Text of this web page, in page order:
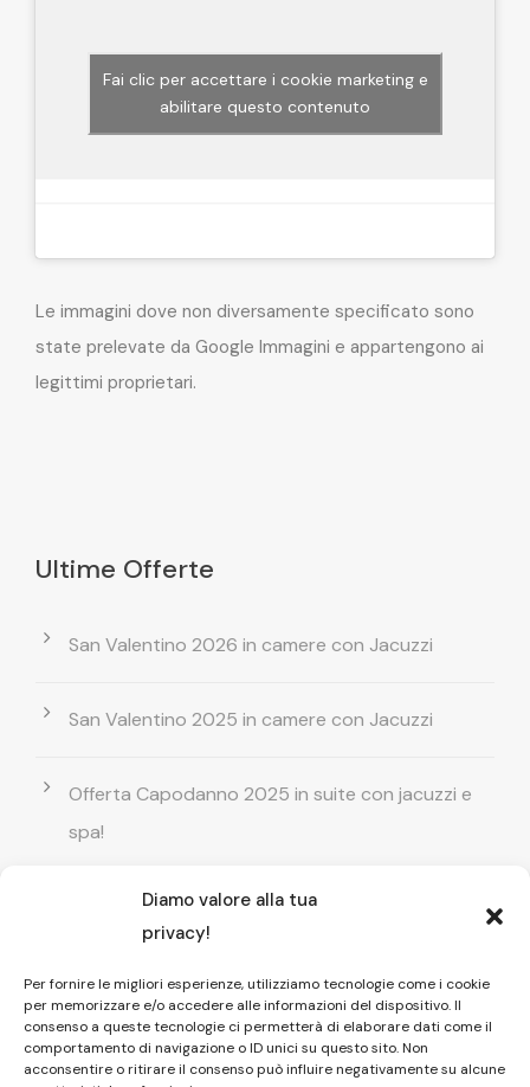
Diamo valore alla tua
privacy!
Per fornire le migliori esperienze, utilizziamo tecnologie come i cookie
per memorizzare e/o accedere alle informazioni del dispositivo. Il
consenso a queste tecnologie ci permetterà di elaborare dati come il
comportamento di navigazione o ID unici su questo sito. Non
acconsentire o ritirare il consenso può influire negativamente su alcune
Fai clic per accettare i cookie marketing e
abilitare questo contenuto
Le immagini dove non diversamente specificato sono
state prelevate da Google Immagini e appartengono ai
legittimi proprietari.
Ultime Offerte
San Valentino 2026 in camere con Jacuzzi
San Valentino 2025 in camere con Jacuzzi
Offerta Capodanno 2025 in suite con jacuzzi e
spa!
Offerta Natale in camera con vasca
idromassaggio ! Prenota il tuo relax esclusivo
Entrata GRATUITA in Piscina esterna! Il tuo relax
di coppia